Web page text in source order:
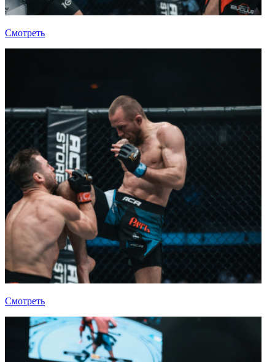
Смотреть
Смотреть